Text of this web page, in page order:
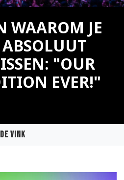
WAAROM JE
"OUR
EVER!"
Vink